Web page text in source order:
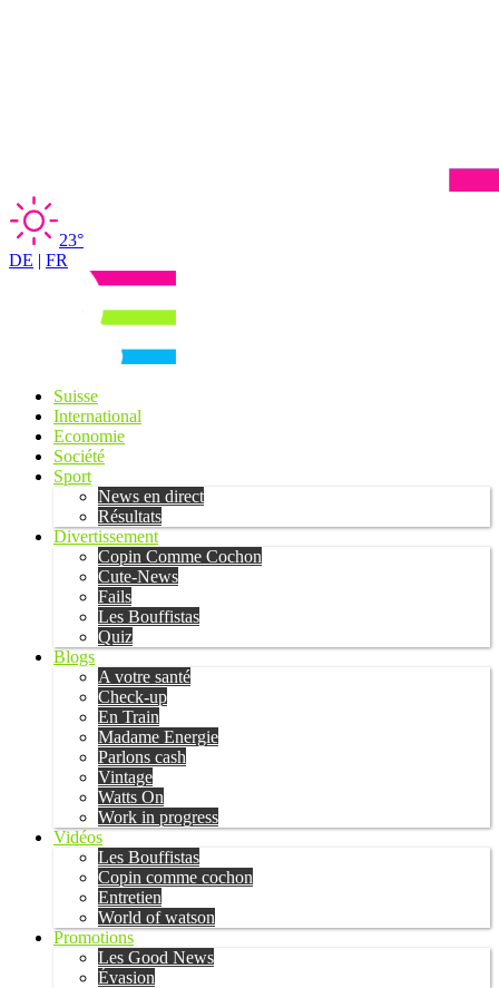
23°
DE | FR
Suisse
International
Economie
Société
Sport
News en direct
Résultats
Divertissement
Copin Comme Cochon
Cute-News
Fails
Les Bouffistas
Quiz
Blogs
A votre santé
Check-up
En Train
Madame Energie
Parlons cash
Vintage
Watts On
Work in progress
Vidéos
Les Bouffistas
Copin comme cochon
Entretien
World of watson
Promotions
Les Good News
Évasion